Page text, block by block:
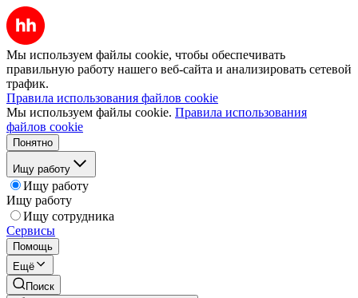
Мы используем файлы cookie, чтобы обеспечивать
правильную работу нашего веб-сайта и анализировать сетевой
трафик.
Правила использования файлов cookie
Мы используем файлы cookie. Правила использования
файлов cookie
Понятно
Ищу работу
Ищу работу
Ищу работу
Ищу сотрудника
Сервисы
Помощь
Ещё
Поиск